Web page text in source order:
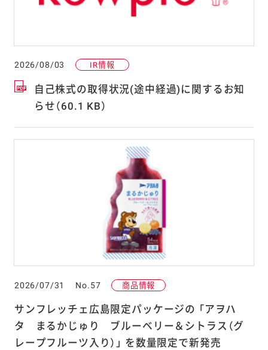
2026/08/03 IR情報
自己株式の取得状況(途中経過)に関するお知
らせ（60.1 KB）
2026/07/31 No.57 商品情報
サンフレッチェ広島限定パッケージの 「アヲハ
タ まるかじゅり ブルーベリー＆シトラス（グ
レープフルーツ入り）」 を数量限定で新発売